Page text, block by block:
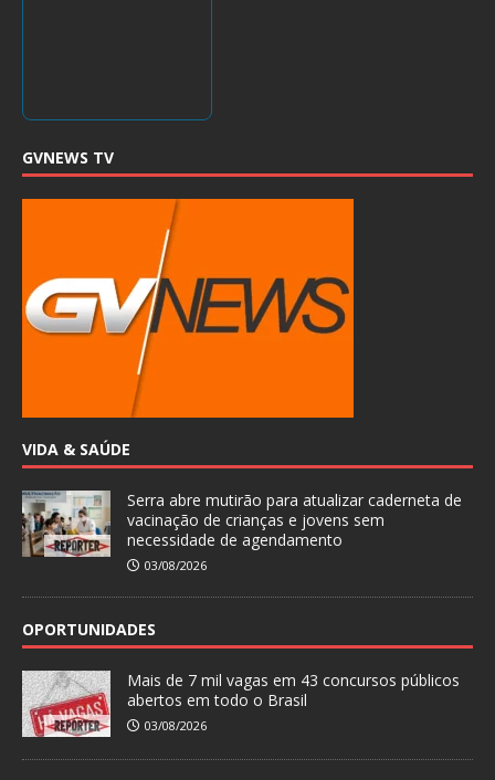
GVNEWS TV
VIDA & SAÚDE
Serra abre mutirão para atualizar caderneta de
vacinação de crianças e jovens sem
necessidade de agendamento
03/08/2026
OPORTUNIDADES
Mais de 7 mil vagas em 43 concursos públicos
abertos em todo o Brasil
03/08/2026